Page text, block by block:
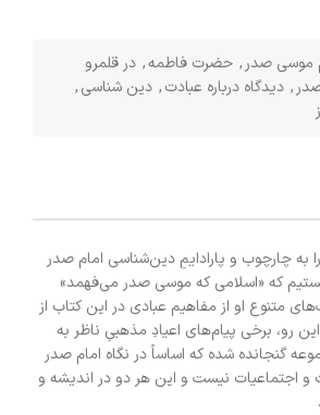
موسی صدر , حضرت فاطمه, در قلمرو
, دیدگاه درباره عبادت, دین شناسی,
به چارچوب و پارادایمِ دین‌شناسی امام صدر
که «اسلامی که موسی صدر می‌فهمد»
متنوع او از مفاهیم عبادی در این کتاب از
رو، برخی پیام‌های اعیادِ مذهبیِ ناظر به
گنجانده شده که اساساً در نگاه امام صدر
و اجتماعیات نیست و این هر دو در اندیشه و